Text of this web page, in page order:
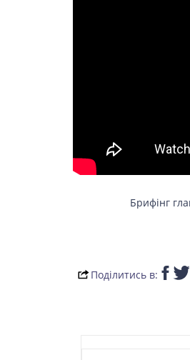
Брифінг
Поділитись в: